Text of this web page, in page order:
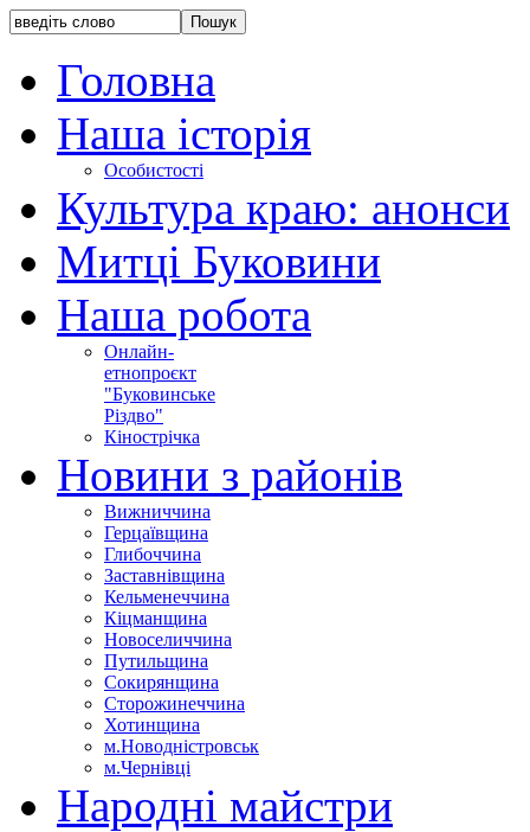
Головна
Наша історія
Особистості
Культура краю: анонси
Митці Буковини
Наша робота
Онлайн-
етнопроєкт
"Буковинське
Різдво"
Кінострічка
Новини з районів
Вижниччина
Герцаївщина
Глибоччина
Заставнівщина
Кельменеччина
Кіцманщина
Новоселиччина
Путильщина
Сокирянщина
Сторожинеччина
Хотинщина
м.Новодністровськ
м.Чернівці
Народні майстри